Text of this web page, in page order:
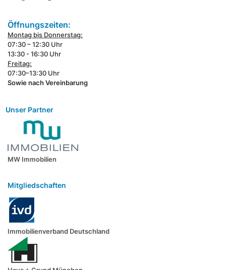
Öffnungszeiten:
Montag bis Donnerstag:
07:30 – 12:30 Uhr
13:30 - 16:30 Uhr
Freitag:
07:30–13:30 Uhr
Sowie nach Vereinbarung
Unser Partner
MW Immobilien
Mitgliedschaften
Immobilienverband Deutschland